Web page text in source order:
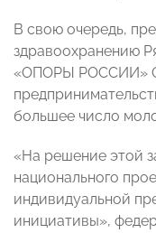
В свою очередь,
здравоохранению
«ОПОРЫ РОССИИ»
большее число
«На решение этой
национального
индивидуальной
инициативы»,